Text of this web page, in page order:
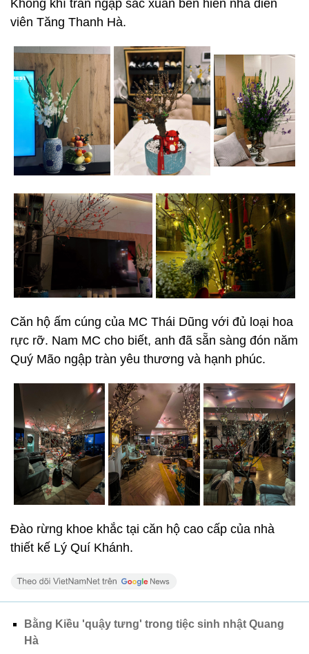
Không khí tràn ngập sắc xuân bên hiên nhà diễn
viên Tăng Thanh Hà.
Căn hộ ấm cúng của MC Thái Dũng với đủ loại hoa
rực rỡ. Nam MC cho biết, anh đã sẵn sàng đón năm
Quý Mão ngập tràn yêu thương và hạnh phúc.
Đào rừng khoe khắc tại căn hộ cao cấp của nhà
thiết kế Lý Quí Khánh.
Bằng Kiều 'quậy tưng' trong tiệc sinh nhật Quang
Hà